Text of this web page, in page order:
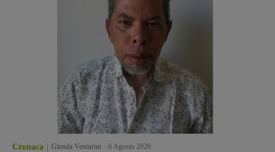
Cronaca Glenda Venturini 6 Agosto 2026